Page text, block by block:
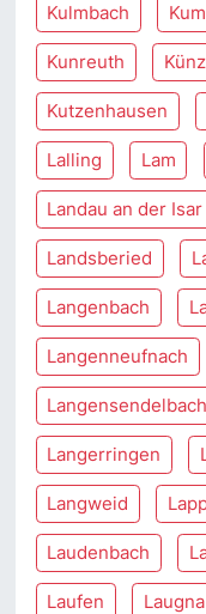
Kulmbach
Kunreuth
Kutzenhausen
Lalling Lam
Landau an der Isar
Landsberied
Langenbach
Langenneufnach
Langensendelbach
Langerringen
Langweid
Laudenbach
Laufen Laugna